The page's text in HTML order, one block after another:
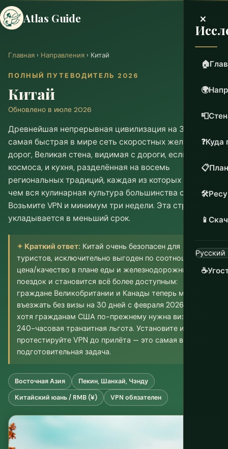
Atlas Guide ×
🏠
🌍
📮
❓Куда
📋
🛠️
📱
☕
Главная › Направления › Китай
ПОЛНЫЙ ПУТЕВОДИТЕЛЬ 2026
Китай
Обновлено в июле 2026
Древнейшая непрерывная цивилизация на Земле,
самая быстрая в мире сеть скоростных железных
дорог, Великая стена, видимая с дороги, если не из
космоса, и кухня, разделённая на восемь
региональных традиций, каждая из которых глубже,
чем вся кулинарная культура большинства стран.
Возьмите VPN и минимум три недели. Эта страна не
укладывается в меньший срок.
Краткий ответ: Китай очень безопасен для
туристов, исключительно выгоден по соотношению
цена/качество в плане еды и железнодорожных
поездок и становится всё более доступным:
граждане Великобритании и Канады теперь могут
въезжать без визы на 30 дней с февраля 2026 года,
хотя гражданам США по-прежнему нужна виза или
240-часовая транзитная льгота. Установите и
протестируйте VPN до прилёта — это самая важная
подготовительная задача.
Восточная Азия
Пекин, Шанхай, Чэнду
Китайский юань / RMB (¥)
VPN обязателен